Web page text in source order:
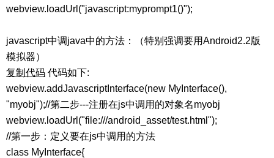
webview.loadUrl("javascript:myprompt1()");
javascript中调java中的方法：（特别强调要用Android2.2版
模拟器）
复制代码 代码如下:
webview.addJavascriptInterface(new MyInterface(),
"myobj");//第二步---注册在js中调用的对象名myobj
webview.loadUrl("file:///android_asset/test.html");
//第一步：定义要在js中调用的方法
class MyInterface{